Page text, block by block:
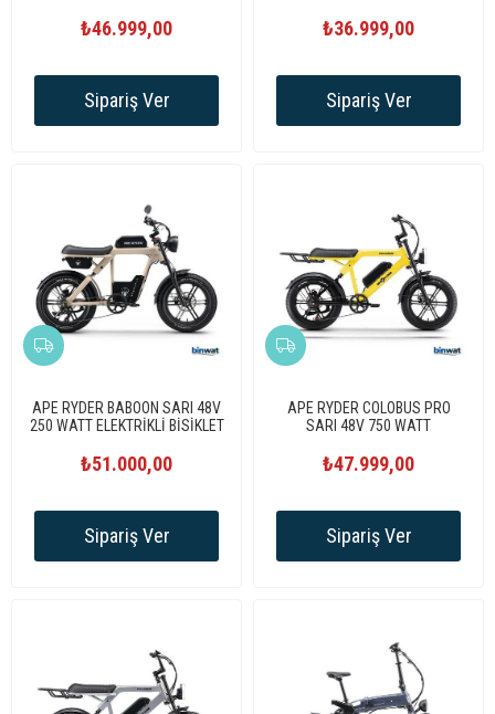
₺46.999,00
Sipariş Ver
₺36.999,00
Sipariş Ver
APE RYDER BABOON SARI 48V
250 WATT ELEKTRİKLİ BİSİKLET
₺51.000,00
Sipariş Ver
APE RYDER COLOBUS PRO
SARI 48V 750 WATT
₺47.999,00
Sipariş Ver